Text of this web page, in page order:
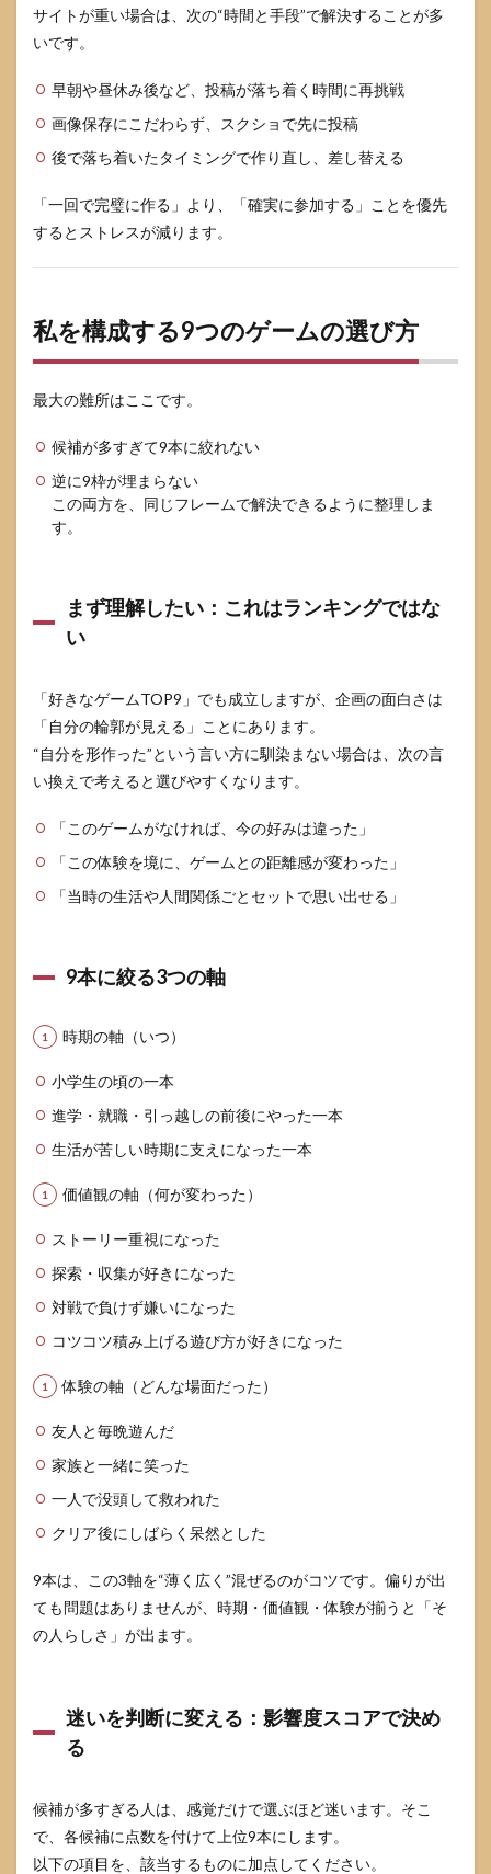
サイトが重い場合は、次の“時間と手段”で解決することが多
いです。
早朝や昼休み後など、投稿が落ち着く時間に再挑戦
画像保存にこだわらず、スクショで先に投稿
後で落ち着いたタイミングで作り直し、差し替える
「一回で完璧に作る」より、「確実に参加する」ことを優先
するとストレスが減ります。
私を構成する9つのゲームの選び方
最大の難所はここです。
候補が多すぎて9本に絞れない
逆に9枠が埋まらない
この両方を、同じフレームで解決できるように整理しま
す。
まず理解したい：これはランキングではな
い
「好きなゲームTOP9」でも成立しますが、企画の面白さは
「自分の輪郭が見える」ことにあります。
“自分を形作った”という言い方に馴染まない場合は、次の言
い換えで考えると選びやすくなります。
「このゲームがなければ、今の好みは違った」
「この体験を境に、ゲームとの距離感が変わった」
「当時の生活や人間関係ごとセットで思い出せる」
9本に絞る3つの軸
時期の軸（いつ）
小学生の頃の一本
進学・就職・引っ越しの前後にやった一本
生活が苦しい時期に支えになった一本
価値観の軸（何が変わった）
ストーリー重視になった
探索・収集が好きになった
対戦で負けず嫌いになった
コツコツ積み上げる遊び方が好きになった
体験の軸（どんな場面だった）
友人と毎晩遊んだ
家族と一緒に笑った
一人で没頭して救われた
クリア後にしばらく呆然とした
9本は、この3軸を“薄く広く”混ぜるのがコツです。偏りが出
ても問題はありませんが、時期・価値観・体験が揃うと「そ
の人らしさ」が出ます。
迷いを判断に変える：影響度スコアで決め
る
候補が多すぎる人は、感覚だけで選ぶほど迷います。そこ
で、各候補に点数を付けて上位9本にします。
以下の項目を、該当するものに加点してください。